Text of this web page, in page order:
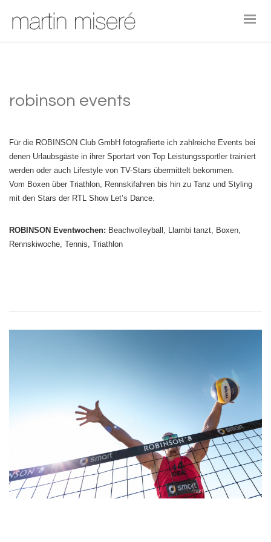
robinson events
Für die ROBINSON Club GmbH fotografierte ich zahlreiche Events bei
denen Urlaubsgäste in ihrer Sportart von Top Leistungssportler trainiert
werden oder auch Lifestyle von TV-Stars übermittelt bekommen.
Vom Boxen über Triathlon, Rennskifahren bis hin zu Tanz und Styling
mit den Stars der RTL Show Let’s Dance.
ROBINSON Eventwochen: Beachvolleyball, Llambi tanzt, Boxen,
Rennskiwoche, Tennis, Triathlon